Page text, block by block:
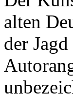
alten
der